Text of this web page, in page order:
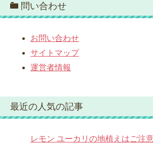
問い合わせ
お問い合わせ
サイトマップ
運営者情報
最近の人気の記事
レモン ユーカリの地植えはご注